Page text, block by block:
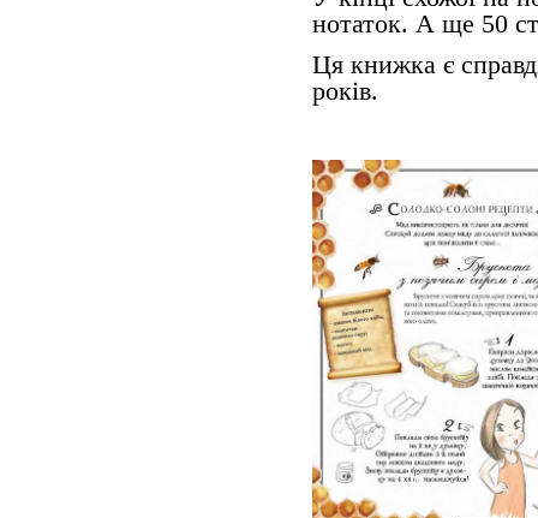
нотаток. А ще 50
Ця книжка є
років.